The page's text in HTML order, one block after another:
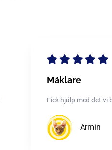
Mäklare
Fick hjälp med det vi
Armin